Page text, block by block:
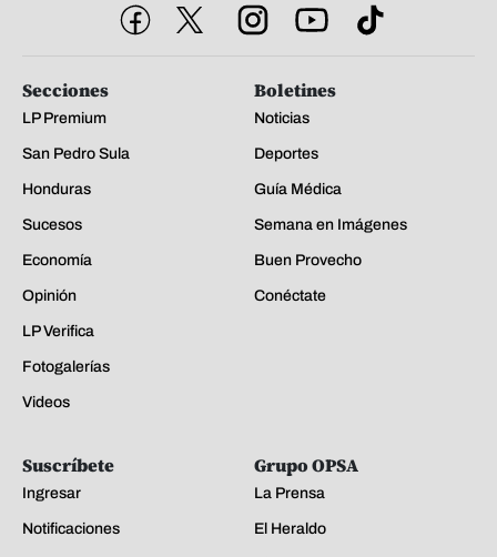
Secciones
LP Premium
San Pedro Sula
Honduras
Sucesos
Economía
Opinión
LP Verifica
Fotogalerías
Videos
Boletines
Noticias
Deportes
Guía Médica
Semana en Imágenes
Buen Provecho
Conéctate
Suscríbete
Ingresar
Notificaciones
Grupo OPSA
La Prensa
El Heraldo